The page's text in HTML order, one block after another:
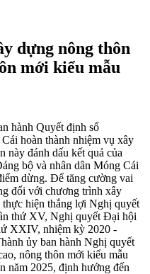
dựng nông thôn
mới kiểu mẫu
hành Quyết định số
hoàn thành nhiệm vụ xây
đánh dấu kết quả của
bộ và nhân dân Móng Cái
dừng. Để tăng cường vai
đối với chương trình xây
hiện thắng lợi Nghị quyết
thứ XV, Nghị quyết Đại hội
XXIV, nhiệm kỳ 2020 -
ủy ban hành Nghị quyết
nông thôn mới kiểu mẫu
năm 2025, định hướng đến